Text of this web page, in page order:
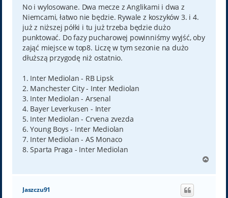
t
No i wylosowane. Dwa mecze z Anglikami i dwa z
Niemcami, łatwo nie będzie. Rywale z koszyków 3. i 4.
już z niższej półki i tu już trzeba będzie dużo
punktować. Do fazy pucharowej powinniśmy wyjść, oby
zająć miejsce w top8. Liczę w tym sezonie na dużo
dłuższą przygodę niż ostatnio.
1. Inter Mediolan - RB Lipsk
2. Manchester City - Inter Mediolan
3. Inter Mediolan - Arsenal
4. Bayer Leverkusen - Inter
5. Inter Mediolan - Crvena zvezda
6. Young Boys - Inter Mediolan
7. Inter Mediolan - AS Monaco
8. Sparta Praga - Inter Mediolan
g
Jaszczu91